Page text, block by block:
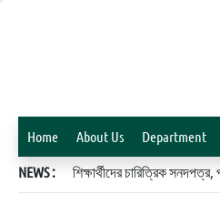
Home About Us Department
NEWS : শিক্ষার্থীদের চারিত্রিক